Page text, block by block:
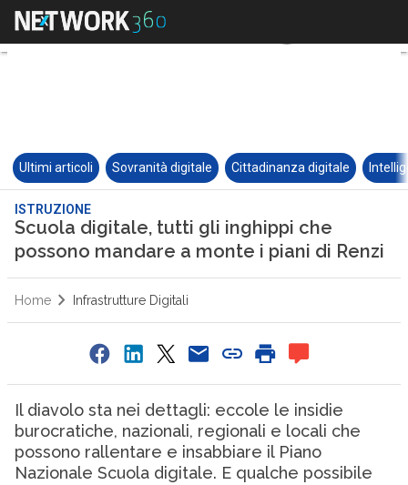
Ultimi articoli Sovranità digitale Cittadinanza digitale
ISTRUZIONE
Scuola digitale, tutti gli inghippi che
possono mandare a monte i piani di Renzi
Home Infrastrutture Digitali
Il diavolo sta nei dettagli: eccole le insidie
burocratiche, nazionali, regionali e locali che
possono rallentare e insabbiare il Piano
Nazionale Scuola digitale. E qualche possibile